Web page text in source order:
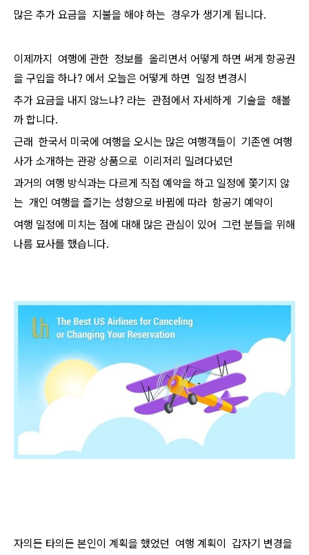
많은 추가 요금을 지불을 해야 하는 경우가 생기게 됩니다.
이제까지 여행에 관한 정보를 올리면서 어떻게 하면 써게 항공권
을 구입을 하나? 에서 오늘은 어떻게 하면 일정 변경시
추가 요금을 내지 않느냐? 라는 관점에서 자세하게 기술을 해볼
까 합니다.
근래 한국서 미국에 여행을 오시는 많은 여행객들이 기존엔 여행
사가 소개하는 관광 상품으로 이리저리 밀려다녔던
과거의 여행 방식과는 다르게 직접 예약을 하고 일정에 쫓기지 않
는 개인 여행을 즐기는 성향으로 바뀜에 따라 항공기 예약이
여행 일정에 미치는 점에 대해 많은 관심이 있어 그런 분들을 위해
나름 묘사를 했습니다.
자의든 타의든 본인이 계획을 했었던 여행 계획이 갑자기 변경을